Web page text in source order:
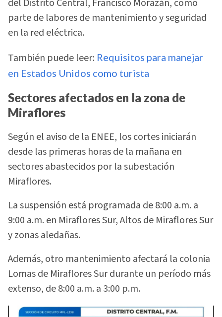
del Distrito Central, Francisco Morazán, como
parte de labores de mantenimiento y seguridad
en la red eléctrica.
También puede leer: Requisitos para manejar
en Estados Unidos como turista
Sectores afectados en la zona de
Miraflores
Según el aviso de la ENEE, los cortes iniciarán
desde las primeras horas de la mañana en
sectores abastecidos por la subestación
Miraflores.
La suspensión está programada de 8:00 a.m. a
9:00 a.m. en Miraflores Sur, Altos de Miraflores Sur
y zonas aledañas.
Además, otro mantenimiento afectará la colonia
Lomas de Miraflores Sur durante un período más
extenso, de 8:00 a.m. a 3:00 p.m.